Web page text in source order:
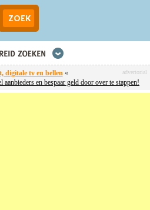
digitale tv en bellen« advertorial
en bespaar geld door over te stappen!